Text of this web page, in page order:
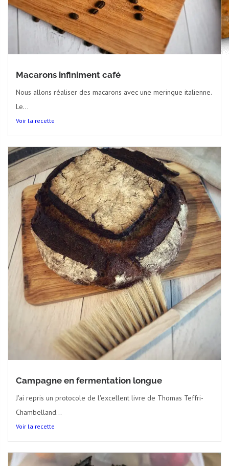
Macarons infiniment café
Nous allons réaliser des macarons avec une meringue italienne.
Le...
Voir la recette
Campagne en fermentation longue
J'ai repris un protocole de l'excellent livre de Thomas Teffri-
Chambelland...
Voir la recette